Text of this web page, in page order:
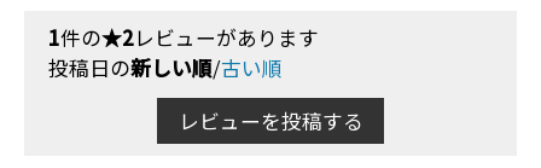
1件の★2レビューがあります
投稿日の新しい順/古い順
レビューを投稿する